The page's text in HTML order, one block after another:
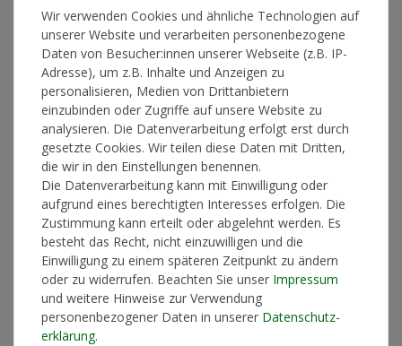
Musik
Kid Francescoli - Lovers
VÖ-Datum: 31.01.2020
EAN / UPC: 5051083152242
Label: PIAS/YOTANKA RECORDS
Artikelnummer12728
12,90 €*
Lieferzeit 1-3 Werktage
Wir verwenden Cookies und ähnliche Technologien auf
unserer Website und verarbeiten personenbezogene
Daten von Besucher:innen unserer Webseite (z.B. IP-
Adresse), um z.B. Inhalte und Anzeigen zu
personalisieren, Medien von Drittanbietern
einzubinden oder Zugriffe auf unsere Website zu
analysieren. Die Datenverarbeitung erfolgt erst durch
gesetzte Cookies. Wir teilen diese Daten mit Dritten,
die wir in den Einstellungen benennen.
Die Datenverarbeitung kann mit Einwilligung oder
aufgrund eines berechtigten Interesses erfolgen. Die
Zustimmung kann erteilt oder abgelehnt werden. Es
besteht das Recht, nicht einzuwilligen und die
Einwilligung zu einem späteren Zeitpunkt zu ändern
oder zu widerrufen. Beachten Sie unser Impressum
und weitere Hinweise zur Verwendung
personenbezogener Daten in unserer Daten­schutz­
erklärung.